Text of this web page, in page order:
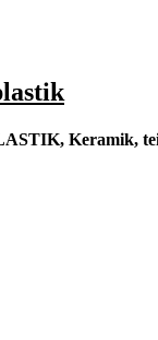
Keramik,